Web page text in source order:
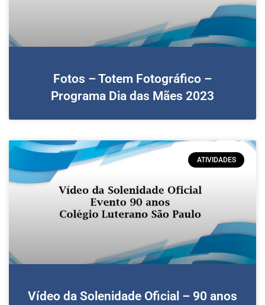
Fotos – Totem Fotográfico –
Programa Dia das Mães 2023
ATIVIDADES
Vídeo da Solenidade Oficial – 90 anos